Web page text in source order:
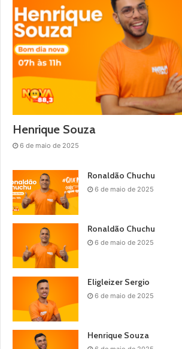
Henrique Souza
6 de maio de 2025
Ronaldão Chuchu
6 de maio de 2025
Ronaldão Chuchu
6 de maio de 2025
Eligleizer Sergio
6 de maio de 2025
Henrique Souza